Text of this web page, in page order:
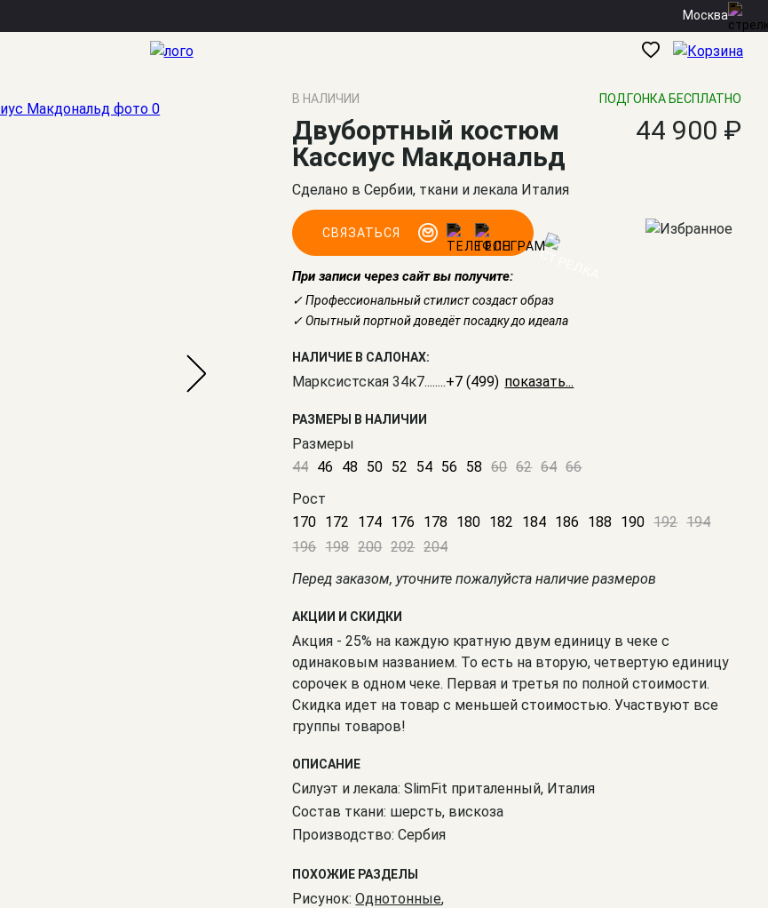
Москва
В НАЛИЧИИ ПОДГОНКА БЕСПЛАТНО
Двубортный костюм
Кассиус Макдональд
44 900 ₽
Сделано в Сербии, ткани и лекала Италия
СВЯЗАТЬСЯ
При записи через сайт вы получите:
✓ Профессиональный стилист создаст образ
✓ Опытный портной доведёт посадку до идеала
НАЛИЧИЕ В САЛОНАХ:
Марксистская 34к7........+7 (499) 350-41-77
РАЗМЕРЫ В НАЛИЧИИ
Размеры
44 46 48 50 52 54 56 58 60 62 64 66
Рост
170 172 174 176 178 180 182 184 186 188 190 192 194
196 198 200 202 204
Перед заказом, уточните пожалуйста наличие размеров
АКЦИИ И СКИДКИ
Акция - 25% на каждую кратную двум единицу в чеке с
одинаковым названием. То есть на вторую, четвертую единицу
сорочек в одном чеке. Первая и третья по полной стоимости.
Скидка идет на товар с меньшей стоимостью. Участвуют все
группы товаров!
ОПИСАНИЕ
Силуэт и лекала: SlimFit приталенный, Италия
Состав ткани: шерсть, вискоза
Производство: Сербия
ПОХОЖИЕ РАЗДЕЛЫ
Рисунок:Однотонные,